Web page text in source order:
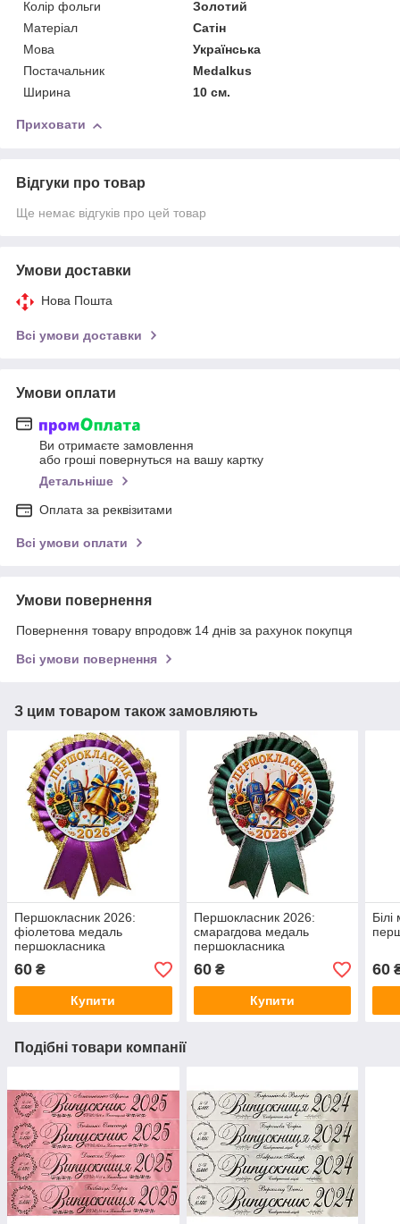
Колір фольги
Золотий
Матерiал
Сатін
Мова
Українська
Постачальник
Medalkus
Ширина
10 см.
Приховати
Відгуки про товар
Ще немає відгуків про цей товар
Умови доставки
Нова Пошта
Всі умови доставки
Умови оплати
Ви отримаєте замовлення
або гроші повернуться на вашу картку
Детальніше
Оплата за реквізитами
Всі умови оплати
Умови повернення
Повернення товару впродовж 14 днів за рахунок покупця
Всі умови повернення
З цим товаром також замовляють
Першокласник 2026:
фіолетова медаль
першокласника
60 ₴
Купити
Першокласник 2026:
смарагдова медаль
першокласника
60₴
Купити
60
Подібні товари компанії